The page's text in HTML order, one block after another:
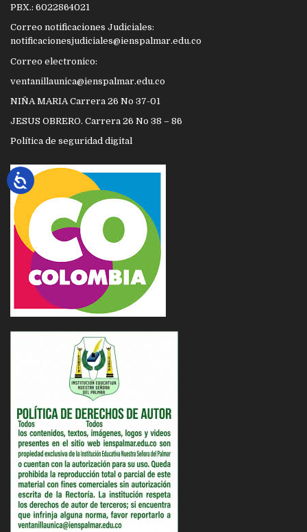
PBX.: 6022864021
Correo notificaciones Judiciales:
notificacionesjudiciales@ienspalmar.edu.co
Correo electronico:
ventanillaunica@ienspalmar.edu.co
NIÑA MARIA Carrera 26 No 37-01
JESUS OBRERO. Carrera 26 No 38 – 86
Política de seguridad digital